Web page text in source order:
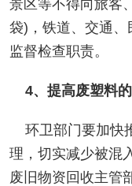
景区等不得向旅客
袋)，铁道、交通
监督检查职责。
4、提高废塑料
环卫部门要加快
理，切实减少被混
废旧物资回收主管